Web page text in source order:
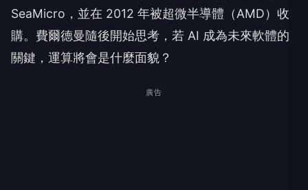
SeaMicro，並在 2012 年被超微半導體（AMD）收
購。費爾德曼隨後開始思考，若 AI 成為未來軟體的
關鍵，運算將會是什麼面貌？
廣告